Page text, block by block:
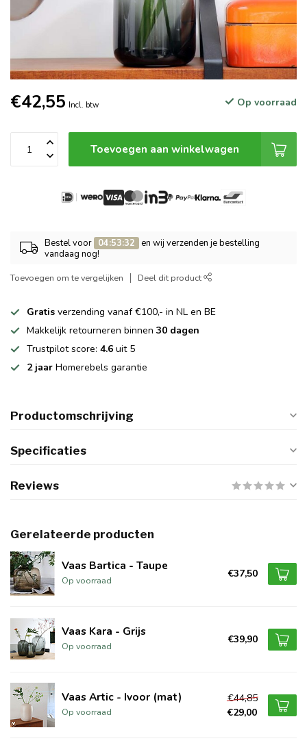
€42,55 Incl. btw Op voorraad
Toevoegen aan winkelwagen
Bestel voor 04:53:32 en wij verzenden je bestelling
vandaag nog!
Toevoegen om te vergelijken Deel dit product
Gratis verzending vanaf €100,- in NL en BE
Makkelijk retourneren binnen 30 dagen
Trustpilot score: 4.6 uit 5
2 jaar Homerebels garantie
Productomschrijving
Specificaties
Reviews
Gerelateerde producten
Vaas Bartica - Taupe
Op voorraad
€37,50
Vaas Kara - Grijs
Op voorraad
€39,90
Vaas Artic - Ivoor (mat)
Op voorraad
€44,85
€29,00